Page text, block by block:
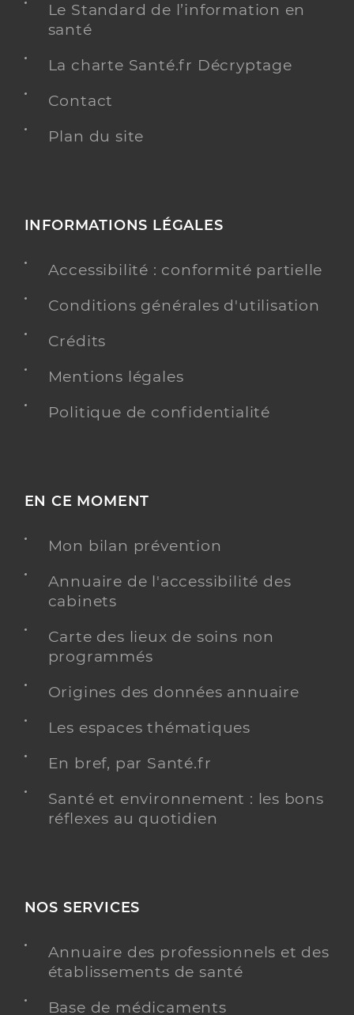
Le Standard de l’information en
santé
La charte Santé.fr Décryptage
Contact
Plan du site
INFORMATIONS LÉGALES
Accessibilité : conformité partielle
Conditions générales d'utilisation
Crédits
Mentions légales
Politique de confidentialité
EN CE MOMENT
Mon bilan prévention
Annuaire de l'accessibilité des
cabinets
Carte des lieux de soins non
programmés
Origines des données annuaire
Les espaces thématiques
En bref, par Santé.fr
Santé et environnement : les bons
réflexes au quotidien
NOS SERVICES
Annuaire des professionnels et des
établissements de santé
Base de médicaments